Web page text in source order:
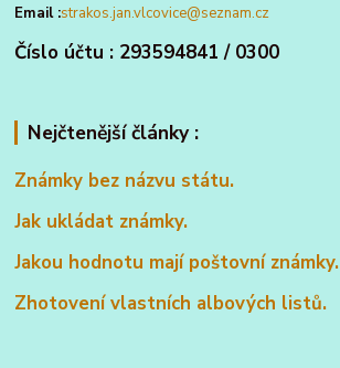
Email :strakos.jan.vlcovice@seznam.cz
Číslo účtu : 293594841 / 0300
Nejčtenější články :
Známky bez názvu státu.
Jak ukládat známky.
Jakou hodnotu mají poštovní známky.
Zhotovení vlastních albových listů.